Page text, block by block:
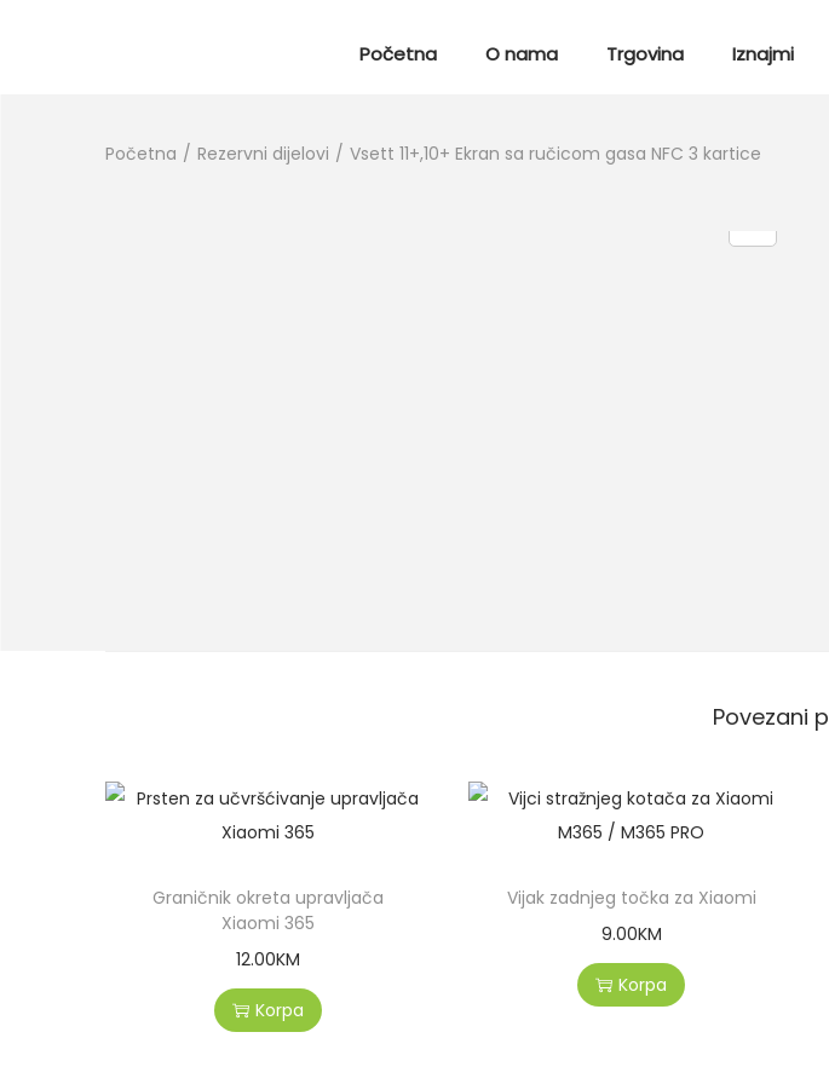
Početna O nama Trgovina Iznajmi
Početna / Rezervni dijelovi / Vsett 11+,10+ Ekran sa ručicom gasa NFC 3 kartice
Povezani
Graničnik okreta upravljača
Xiaomi 365
12.00KM
Korpa
Vijak zadnjeg točka za Xiaomi
9.00KM
Korpa